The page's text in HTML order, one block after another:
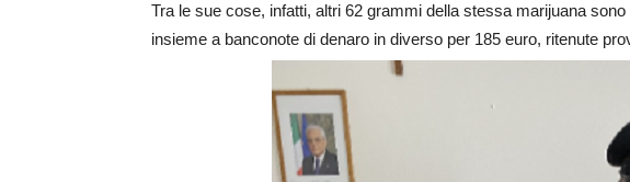
Tra le sue cose, infatti, altri 62 grammi della stessa marijuana
insieme a banconote di denaro in diverso per 185 euro, ritenute